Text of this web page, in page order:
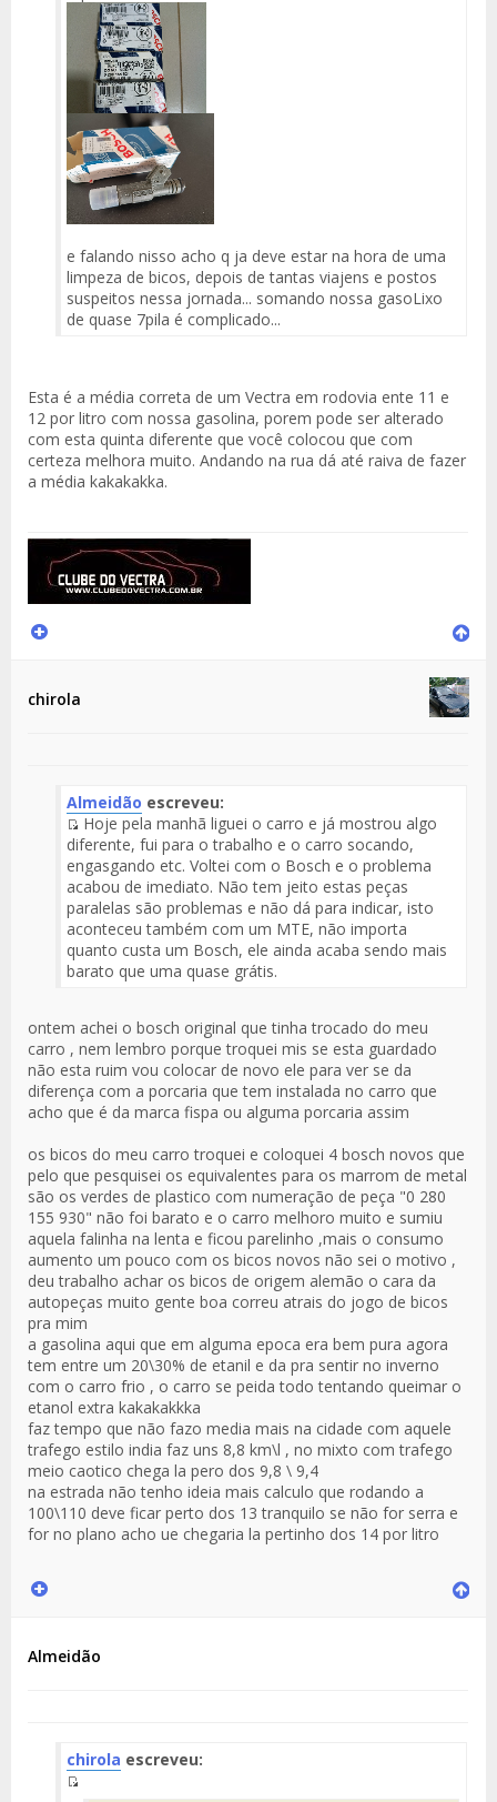
e falando nisso acho q ja deve estar na hora de uma
limpeza de bicos, depois de tantas viajens e postos
suspeitos nessa jornada... somando nossa gasoLixo
de quase 7pila é complicado...
Esta é a média correta de um Vectra em rodovia ente 11 e
12 por litro com nossa gasolina, porem pode ser alterado
com esta quinta diferente que você colocou que com
certeza melhora muito. Andando na rua dá até raiva de fazer
a média kakakakka.
chirola
Almeidão escreveu:
Fuente
del
Mensaje
Hoje pela manhã liguei o carro e já mostrou algo
diferente, fui para o trabalho e o carro socando,
engasgando etc. Voltei com o Bosch e o problema
acabou de imediato. Não tem jeito estas peças
paralelas são problemas e não dá para indicar, isto
aconteceu também com um MTE, não importa
quanto custa um Bosch, ele ainda acaba sendo mais
barato que uma quase grátis.
ontem achei o bosch original que tinha trocado do meu
carro , nem lembro porque troquei mis se esta guardado
não esta ruim vou colocar de novo ele para ver se da
diferença com a porcaria que tem instalada no carro que
acho que é da marca fispa ou alguma porcaria assim
os bicos do meu carro troquei e coloquei 4 bosch novos que
pelo que pesquisei os equivalentes para os marrom de metal
são os verdes de plastico com numeração de peça "0 280
155 930" não foi barato e o carro melhoro muito e sumiu
aquela falinha na lenta e ficou parelinho ,mais o consumo
aumento um pouco com os bicos novos não sei o motivo ,
deu trabalho achar os bicos de origem alemão o cara da
autopeças muito gente boa correu atrais do jogo de bicos
pra mim
a gasolina aqui que em alguma epoca era bem pura agora
tem entre um 20\30% de etanil e da pra sentir no inverno
com o carro frio , o carro se peida todo tentando queimar o
etanol extra kakakakkka
faz tempo que não fazo media mais na cidade com aquele
trafego estilo india faz uns 8,8 km\l , no mixto com trafego
meio caotico chega la pero dos 9,8 \ 9,4
na estrada não tenho ideia mais calculo que rodando a
100\110 deve ficar perto dos 13 tranquilo se não for serra e
for no plano acho ue chegaria la pertinho dos 14 por litro
Almeidão
chirola escreveu:
Fuente